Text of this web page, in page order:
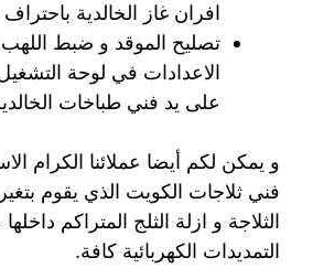
افران غاز الخالدية
تصليح الموقد و ضبط
الاعدادات في لوحة التشغيل
على يد فني طباخات
و يمكن لكم أيضا عملائنا الكرام
فني ثلاجات الكويت الذي يقوم
الثلاجة و ازلة الثلج المتراكم
التمديدات الكهربائية كافة.